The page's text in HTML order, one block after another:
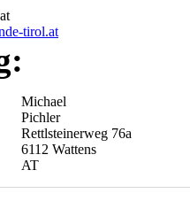
tirol.at
Michael
Pichler
Rettlsteinerweg 76a
6112 Wattens
AT